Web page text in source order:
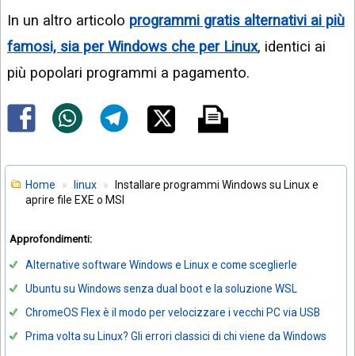
In un altro articolo programmi gratis alternativi ai più
famosi, sia per Windows che per Linux, identici ai
più popolari programmi a pagamento.
Home linux
Installare programmi Windows su Linux e
aprire file EXE o MSI
Approfondimenti:
Alternative software Windows e Linux e come sceglierle
Ubuntu su Windows senza dual boot e la soluzione WSL
ChromeOS Flex è il modo per velocizzare i vecchi PC via USB
Prima volta su Linux? Gli errori classici di chi viene da Windows